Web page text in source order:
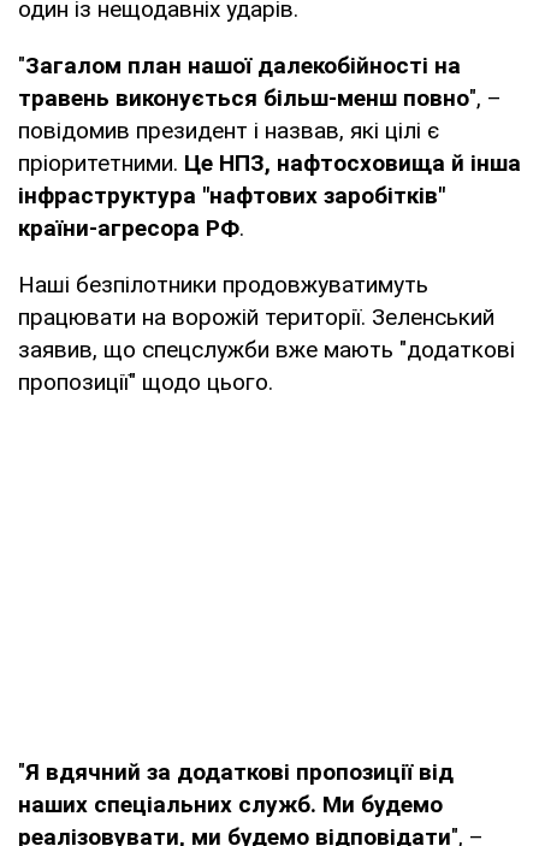
один із нещодавніх ударів.
"Загалом план нашої далекобійності на
травень виконується більш-менш повно", –
повідомив президент і назвав, які цілі є
пріоритетними. Це НПЗ, нафтосховища й інша
інфраструктура "нафтових заробітків"
країни-агресора РФ.
Наші безпілотники продовжуватимуть
працювати на ворожій території. Зеленський
заявив, що спецслужби вже мають "додаткові
пропозиції" щодо цього.
"Я вдячний за додаткові пропозиції від
наших спеціальних служб. Ми будемо
реалізовувати, ми будемо відповідати", –